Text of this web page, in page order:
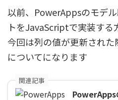
以前、PowerAppsのモデ
トをJavaScriptで実装する
今回は列の値が更新され
についてになります
関連記事
PowerApps